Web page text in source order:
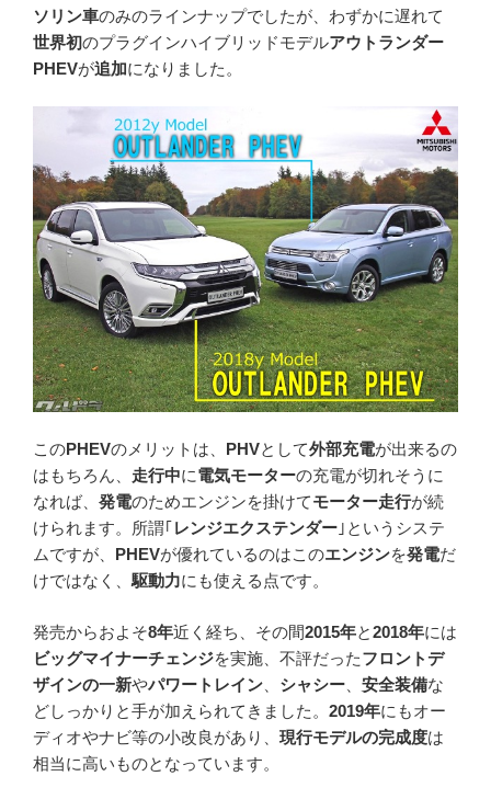
ソリン車のみのラインナップでしたが、わずかに遅れて
世界初のプラグインハイブリッドモデルアウトランダー
PHEVが追加になりました。
このPHEVのメリットは、 PHVとして外部充電が出来るの
はもちろん、 走行中に電気モーターの充電が切れそうに
なれば、 発電のためエンジンを掛けてモーター走行が続
けられます。所謂｢レンジエクステンダー ｣というシステ
ムですが、 PHEVが優れているのはこのエンジンを発電だ
けではなく、 駆動力にも使える点です。
発売からおよそ8年近く経ち、その間2015年と2018年には
ビッグマイナーチェンジを実施、不評だったフロントデ
ザインの一新やパワートレイン シャシー 安全装備な
どしっかりと手が加えられてきました。 2019年にもオー
ディオやナビ等の小改良があり、 現行モデルの完成度は
相当に高いものとなっています。